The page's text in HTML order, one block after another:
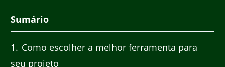
Sumário
1
Como escolher a melhor ferramenta para
seu projeto